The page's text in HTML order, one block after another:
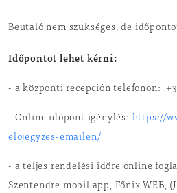
Beutaló nem szükséges, de
Időpontot lehet kérni:
- a központi recepción telefonon:
- Online időpont igénylés: https://
elojegyzes-emailen/
- a teljes rendelési időre online
Szentendre mobil app, Főnix WEB,